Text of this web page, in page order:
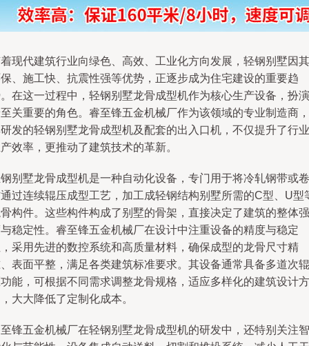
现代建筑行业向绿色、高效、工业化方向发展，轻钢别墅因其
、施工快、抗震性强等优势，正逐步成为住宅建设的重要趋
在这一过程中，轻钢别墅龙骨成型机作为核心生产设备，扮演
关重要的角色。睿至锋五金机械厂作为该领域的专业制造商，
发的轻钢别墅龙骨成型机及配套的出入口机，不仅提升了行业
效率，更推动了建筑技术的革新。
别墅龙骨成型机是一种自动化设备，专门用于将冷轧钢带或卷
过连续辊压成型工艺，加工成轻钢结构别墅所需的C型、U型
构件。这些构件构成了别墅的骨架，直接决定了建筑的整体强
稳定性。睿至锋五金机械厂在设计中注重设备的精度与稳定
采用先进的数控系统和高质量材料，确保成型的龙骨尺寸精
表面平整，满足各类建筑标准要求。其设备通常具备多道次辊
能，可根据不同需求调整龙骨规格，适应多样化的建筑设计方
大大降低了定制化成本。
锋五金机械厂在轻钢别墅龙骨成型机的研发中，还特别关注智